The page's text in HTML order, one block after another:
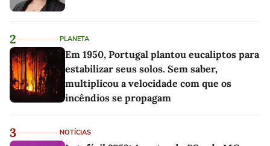
2 PLANETA
Em 1950, Portugal plantou eucaliptos para
estabilizar seus solos. Sem saber,
multiplicou a velocidade com que os
incêndios se propagam
3 NOTÍCIAS